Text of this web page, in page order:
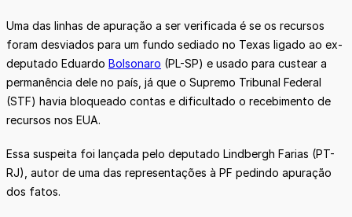
Uma das linhas de apuração a ser verificada é se os recursos
foram desviados para um fundo sediado no Texas ligado ao ex-
deputado Eduardo Bolsonaro (PL-SP) e usado para custear a
permanência dele no país, já que o Supremo Tribunal Federal
(STF) havia bloqueado contas e dificultado o recebimento de
recursos nos EUA.
Essa suspeita foi lançada pelo deputado Lindbergh Farias (PT-
RJ), autor de uma das representações à PF pedindo apuração
dos fatos.